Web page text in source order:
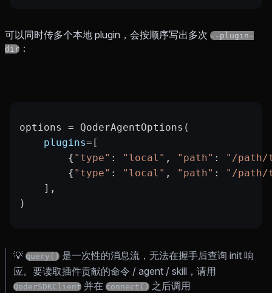
可以同时传多个本地 plugin，会按顺序写出多次 --plugin-
dir ：
options = QoderAgentOptions(
    plugins
= [
        {
"type" : "local" , "path" :
"/path/
        {
"type" : "local" , "path" :
"/path/
    ],
)
💡 query() 是一次性的消息流，无法在握手后查询 init 响
应。要读取插件贡献的命令 / agent / skill，请用
QoderSDKClient 并在 connect() 之后调用